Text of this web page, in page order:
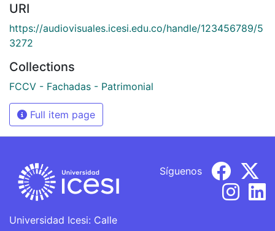
URI
https://audiovisuales.icesi.edu.co/handle/123456789/5
3272
Collections
FCCV - Fachadas - Patrimonial
Full item page
Universidad Icesi: Calle
Síguenos